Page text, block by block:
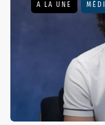
A LA UNE